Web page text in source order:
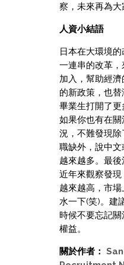
察，未來再為大
人資小結語
日本在大環境
一連串的改革
加入，幫助經
的新政策，也
畢業生打開了更
如果你也有在
況，不難發現
職缺外，說中
越來越多。最
近年來觀察發
越來越高，市
水一下(笑)。建
時候不要忘記
權益。
關於作者：